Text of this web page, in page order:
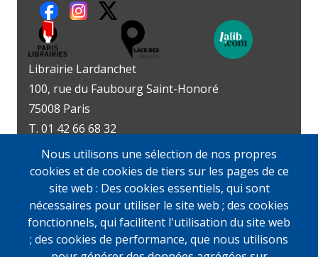
Librairie Lardanchet
100, rue du Faubourg Saint-Honoré
75008 Paris
T. 01 42 66 68 32
Métro : Miromesnil | St-Philippe-du-Roule
Livres d’art
Du mardi au vendredi
10h-19h
samedi
11h-13h et 14h-19h
Livres et documents
précieux
Lundi sur rendez-vous
Du mardi au vendredi
10h-19h
samedi
Nous utilisons une sélection de nos propres
cookies et de cookies de tiers sur les pages de ce
site web : Des cookies essentiels, qui sont
nécessaires pour utiliser le site web ; des cookies
fonctionnels, qui facilitent l'utilisation du site web
; des cookies de performance, que nous utilisons